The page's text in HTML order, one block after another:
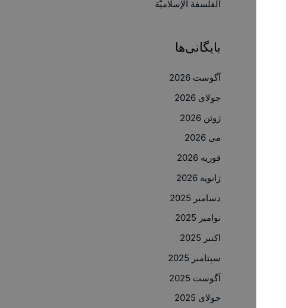
الفلسفة الإسلاميّة
بایگانی‌ها
آگوست 2026
جولای 2026
ژوئن 2026
می 2026
فوریه 2026
ژانویه 2026
دسامبر 2025
نوامبر 2025
اکتبر 2025
سپتامبر 2025
آگوست 2025
جولای 2025